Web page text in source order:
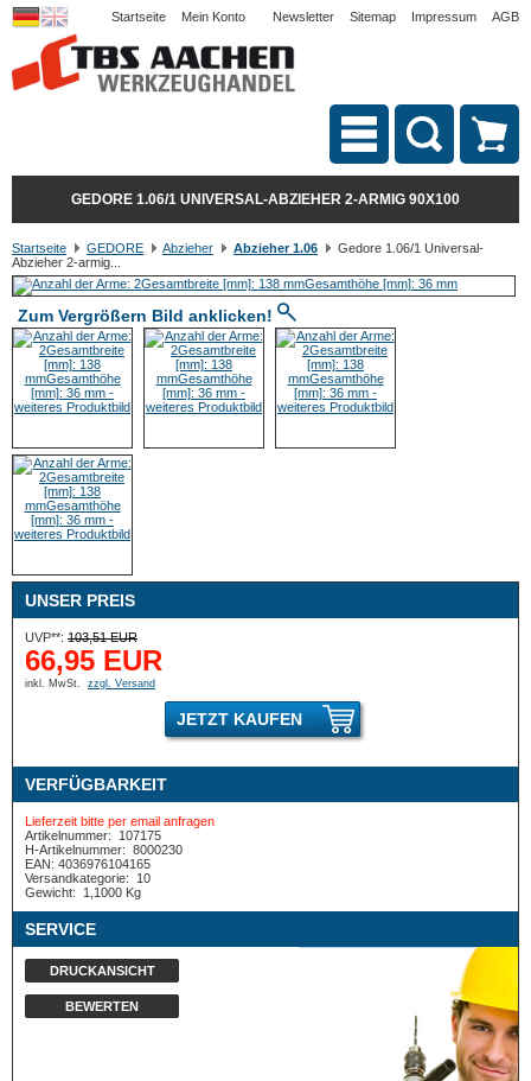
Startseite Mein Konto Newsletter Sitemap Impressum AGB
GEDORE 1.06/1 UNIVERSAL-ABZIEHER 2-ARMIG 90X100
Startseite GEDORE Abzieher Abzieher 1.06
Gedore 1.06/1 Universal-
Abzieher 2-armig...
Zum Vergrößern Bild anklicken!
UNSER PREIS
UVP**: 103,51 EUR
66,95 EUR
inkl. MwSt. zzgl. Versand
JETZT KAUFEN
VERFÜGBARKEIT
Lieferzeit bitte per email anfragen
Artikelnummer:
107175
H-Artikelnummer: 8000230
EAN: 4036976104165
Versandkategorie:
10
Gewicht:
1,1000 Kg
SERVICE
DRUCKANSICHT
BEWERTEN